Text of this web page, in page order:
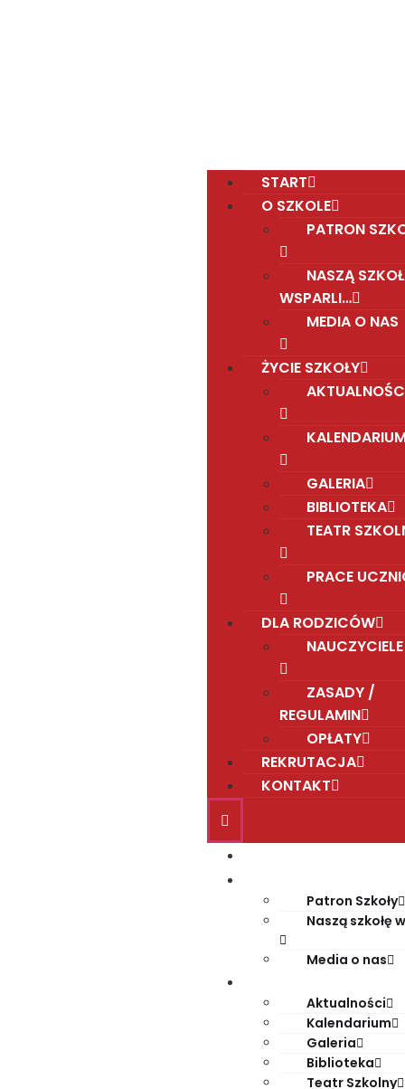
START
O SZKOLE
PATRON
NASZĄ
WSPARLI…
MEDIA O NAS
ŻYCIE SZKOŁY
GALERIA
BIBLIOTEKA
TEATR
PRACE
DLA RODZICÓW
NAUCZYCIELE
ZASADY /
REGULAMIN
OPŁATY
REKRUTACJA
KONTAKT
Patron Szkoły
Naszą szkołę
Media o nas
Aktualności
Kalendarium
Galeria
Biblioteka
Teatr Szkolny